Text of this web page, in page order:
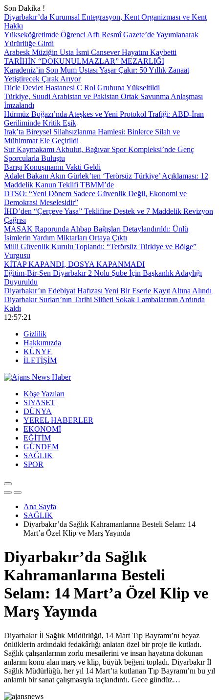
Son Dakika !
Diyarbakır’da Kurumsal Entegrasyon, Kent Organizması ve Kent
Hakkı
Yükseköğretimde Öğrenci Affı Resmî Gazete’de Yayımlanarak
Yürürlüğe Girdi
Arabesk Müziğin Usta İsmi Cansever Hayatını Kaybetti
TARİHİN “DOKUNULMAZLAR” MEZARLIĞI
Karadeniz’in Son Mum Ustası Yaşar Çakır: 50 Yıllık Zanaat
Yetiştirecek Çırak Arıyor
Dicle Devlet Hastanesi C Rol Grubuna Yükseltildi
Türkiye, Suudi Arabistan ve Pakistan Ortak Savunma Anlaşması
İmzalandı
Hürmüz Boğazı’nda Ateşkes ve Yeni Protokol Trafiği: ABD-İran
Geriliminde Kritik Eşik
Irak’ta Bireysel Silahsızlanma Hamlesi: Binlerce Silah ve
Mühimmat Ele Geçirildi
Sur Kaymakamı Akbulut, Bağıvar Spor Kompleksi’nde Genç
Sporcularla Buluştu
Barışı Konuşmanın Vakti Geldi
Adalet Bakanı Akın Gürlek’ten ‘Terörsüz Türkiye’ Açıklaması: 12
Maddelik Kanun Teklifi TBMM’de
DTSO: “Yeni Dönem Sadece Güvenlik Değil, Ekonomi ve
Demokrasi Meselesidir”
İHD’den “Çerçeve Yasa” Teklifine Destek ve 7 Maddelik Revizyon
Çağrısı
MASAK Raporunda Ahbap Bağışları Detaylandırıldı: Ünlü
İsimlerin Yardım Miktarları Ortaya Çıktı
Milli Güvenlik Kurulu Toplandı: “Terörsüz Türkiye ve Bölge”
Vurgusu
KİTAP KAPANDI, DOSYA KAPANMADI
Eğitim-Bir-Sen Diyarbakır 2 Nolu Şube İçin Başkanlık Adaylığı
Duyuruldu
Diyarbakır’ın Edebiyat Hafızası Yeni Bir Eserle Kayıt Altına Alındı
Diyarbakır Surları’nın Tarihi Silüeti Sokak Lambalarının Ardında
Kaldı
12:57:21
Gizlilik
Hakkımızda
KÜNYE
İLETİŞİM
Köşe Yazıları
SİYASET
DÜNYA
YEREL HABERLER
EKONOMİ
EĞİTİM
GÜNDEM
SAĞLIK
SPOR
Ana Sayfa
SAĞLIK
Diyarbakır’da Sağlık Kahramanlarına Besteli Selam: 14
Mart’a Özel Klip ve Marş Yayında
Diyarbakır’da Sağlık
Kahramanlarına Besteli
Selam: 14 Mart’a Özel Klip ve
Marş Yayında
Diyarbakır İl Sağlık Müdürlüğü, 14 Mart Tıp Bayramı’nı beyaz
önlüklerin ardındaki fedakârlığı anlatan özel bir proje ile kutladı.
Sağlık çalışanlarının zorlu mesailerini ve insan hayatına dokunan
anlarını konu alan marş ve klip, büyük beğeni topladı. Diyarbakır İl
Sağlık Müdürlüğü, her yıl 14 Mart’ta kutlanan Tıp Bayramı’nı bu yıl
anlamlı bir sanat çalışmasıyla taçlandırdı. Gece gündüz…